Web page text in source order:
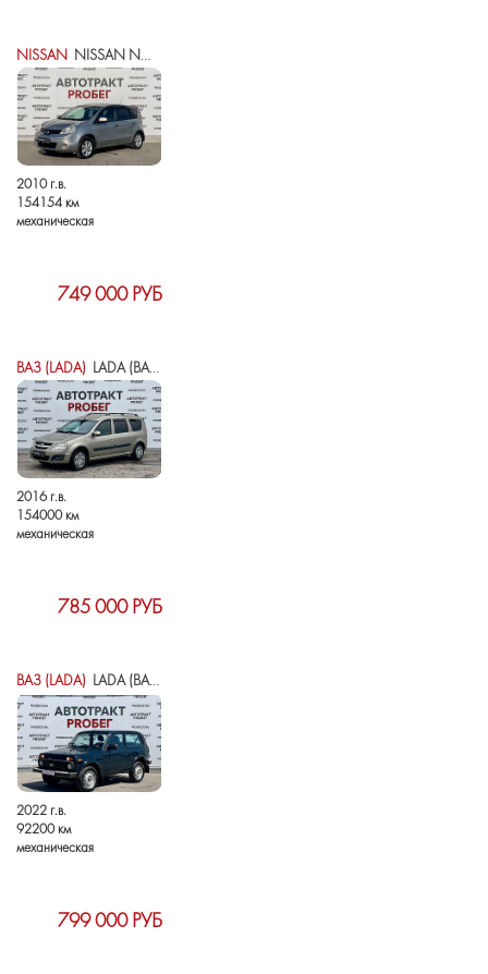
NISSAN NISSAN NOTE I РЕСТАЙЛИНГ
2010 г.в.
154154 км
механическая
749 000 РУБ
ВАЗ (LADA) LADA (ВАЗ) LARGUS I
2016 г.в.
154000 км
механическая
785 000 РУБ
ВАЗ (LADA) LADA (ВАЗ) NIVA LEGEND I
2022 г.в.
92200 км
механическая
799 000 РУБ